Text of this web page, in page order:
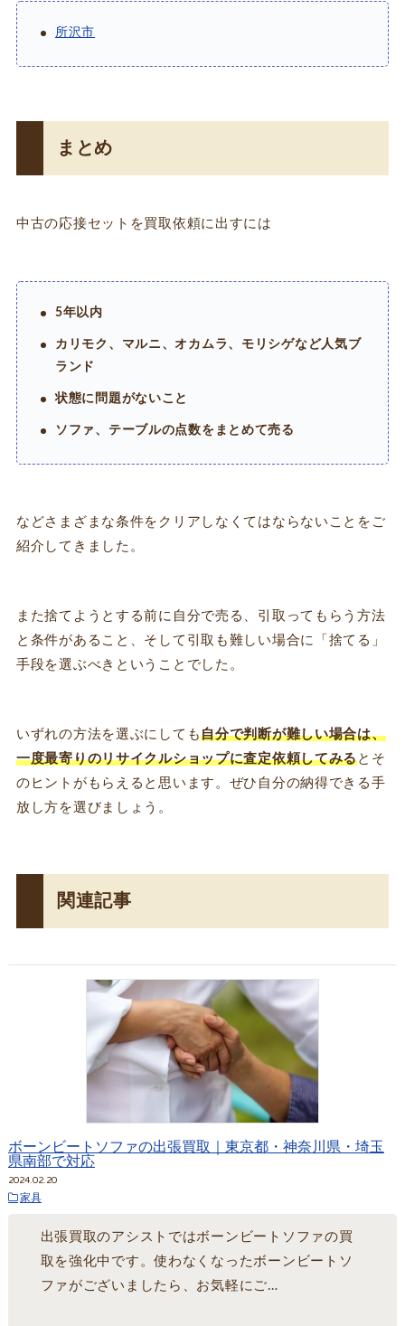
所沢市
まとめ
中古の応接セットを買取依頼に出すには
5年以内
カリモク、マルニ、オカムラ、モリシゲなど人気ブ
ランド
状態に問題がないこと
ソファ、テーブルの点数をまとめて売る
などさまざまな条件をクリアしなくてはならないことをご
紹介してきました。
また捨てようとする前に自分で売る、引取ってもらう方法
と条件があること、そして引取も難しい場合に「捨てる」
手段を選ぶべきということでした。
いずれの方法を選ぶにしても自分で判断が難しい場合は、
一度最寄りのリサイクルショップに査定依頼してみるとそ
のヒントがもらえると思います。ぜひ自分の納得できる手
放し方を選びましょう。
関連記事
ボーンビートソファの出張買取｜東京都・神奈川県・埼玉
県南部で対応
2024.02.20
家具
出張買取のアシストではボーンビートソファの買
取を強化中です。使わなくなったボーンビートソ
ファがございましたら、お気軽にご…